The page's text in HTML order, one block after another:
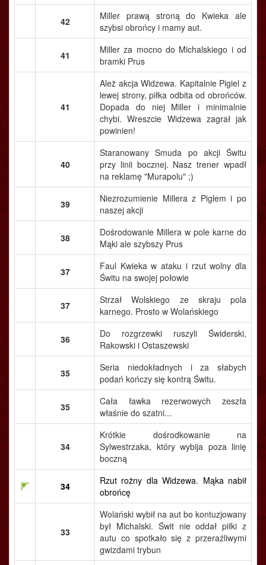
42
Miller prawą stroną do Kwieka ale
szybsi obrońcy i mamy aut.
41
Miller za mocno do Michalskiego i od
bramki Prus
41
Ależ akcja Widzewa. Kapitalnie Pigiel z
lewej strony, piłka odbita od obrońców.
Dopada do niej Miller i minimalnie
chybi. Wreszcie Widzewa zagrał jak
powinien!
40
Staranowany Smuda po akcji Świtu
przy linii bocznej. Nasz trener wpadł
na reklamę "Murapolu" ;)
39
Niezrozumienie Millera z Piglem i po
naszej akcji
38
Dośrodowanie Millera w pole karne do
Mąki ale szybszy Prus
37
Faul Kwieka w ataku i rzut wolny dla
Świtu na swojej połowie
37
Strzał Wolskiego ze skraju pola
karnego. Prosto w Wolańskiego
36
Do rozgrzewki ruszyli Świderski,
Rakowski i Ostaszewski
35
Seria niedokładnych i za słabych
podań kończy się kontrą Świtu.
35
Cała ławka rezerwowych zeszła
właśnie do szatni...
34
Krótkie dośrodkowanie na
Sylwestrzaka, który wybija poza linię
boczną
34
Rzut rożny dla Widzewa. Mąka nabił
obrońcę
33
Wolański wybił na aut bo kontuzjowany
był Michalski. Świt nie oddał piłki z
autu co spotkało się z przeraźliwymi
gwizdami trybun